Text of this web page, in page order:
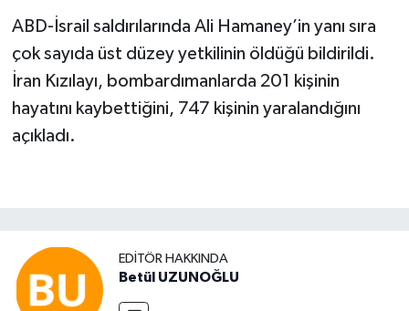
ABD-İsrail saldırılarında Ali Hamaney’in yanı sıra
çok sayıda üst düzey yetkilinin öldüğü bildirildi.
İran Kızılayı, bombardımanlarda 201 kişinin
hayatını kaybettiğini, 747 kişinin yaralandığını
açıkladı.
EDITÖR HAKKINDA
Betül UZUNOĞLU